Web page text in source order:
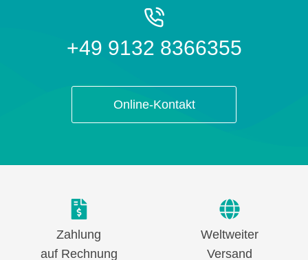
+49 9132 8366355
Online-Kontakt
Zahlung
auf Rechnung
Weltweiter
Versand